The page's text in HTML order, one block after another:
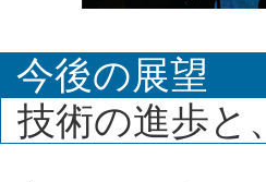
今後の展望
技術の進歩と